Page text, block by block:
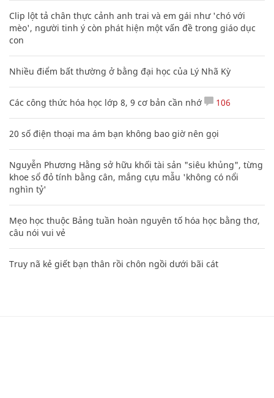
Clip lột tả chân thực cảnh anh trai và em gái như 'chó với
mèo', người tinh ý còn phát hiện một vấn đề trong giáo dục
con
Nhiều điểm bất thường ở bằng đại học của Lý Nhã Kỳ
Các công thức hóa học lớp 8, 9 cơ bản cần nhớ 106
20 số điện thoại ma ám bạn không bao giờ nên gọi
Nguyễn Phương Hằng sở hữu khối tài sản "siêu khủng", từng
khoe sổ đỏ tính bằng cân, mắng cựu mẫu 'không có nổi
nghìn tỷ'
Mẹo học thuộc Bảng tuần hoàn nguyên tố hóa học bằng thơ,
câu nói vui vẻ
Truy nã kẻ giết bạn thân rồi chôn ngồi dưới bãi cát